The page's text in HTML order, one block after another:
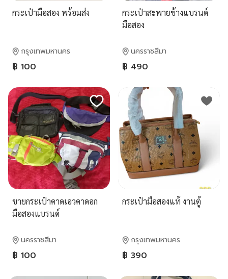
กระเป๋ามือสอง พร้อมส่ง
กรุงเทพมหานคร
฿ 100
กระเป๋าสะพายข้างแบรนด์
มือสอง
นครราชสีมา
฿ 490
ขายกระเป๋าคาดเอวคาดอก
มือสองแบรนด์
นครราชสีมา
฿ 100
กระเป๋ามือสองแท้ งานตู้
กรุงเทพมหานคร
฿ 390